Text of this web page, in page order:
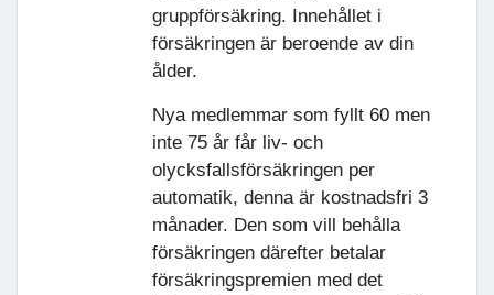
gruppförsäkring. Innehållet i
försäkringen är beroende av din
ålder.
Nya medlemmar som fyllt 60 men
inte 75 år får liv- och
olycksfallsförsäkringen per
automatik, denna är kostnadsfri 3
månader. Den som vill behålla
försäkringen därefter betalar
försäkringspremien med det